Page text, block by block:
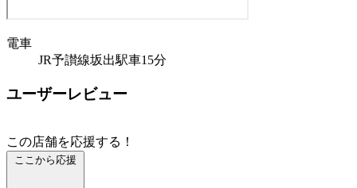
電車
JR予讃線坂出駅車15分
ユーザーレビュー
この店舗を応援する！
ここから応援